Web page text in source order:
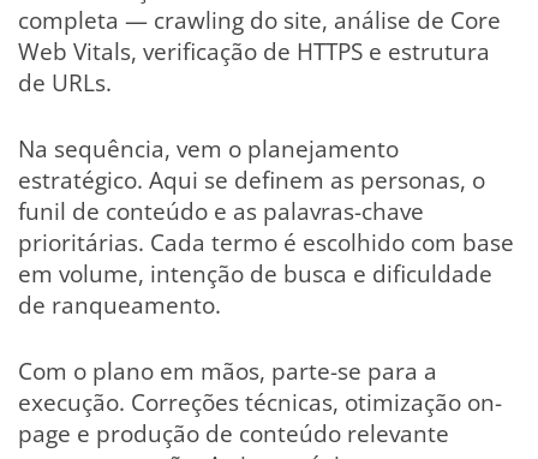
completa — crawling do site, análise de Core
Web Vitals, verificação de HTTPS e estrutura
de URLs.
Na sequência, vem o planejamento
estratégico. Aqui se definem as personas, o
funil de conteúdo e as palavras-chave
prioritárias. Cada termo é escolhido com base
em volume, intenção de busca e dificuldade
de ranqueamento.
Com o plano em mãos, parte-se para a
execução. Correções técnicas, otimização on-
page e produção de conteúdo relevante